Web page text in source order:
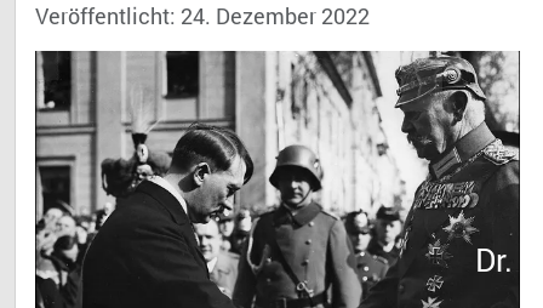
Dr.
Veröffentlicht: 24. Dezember 2022